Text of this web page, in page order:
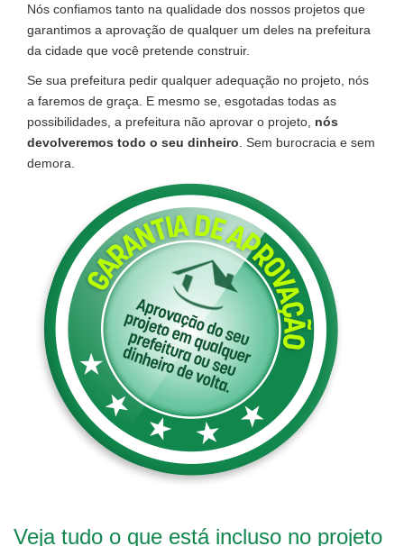
Nós confiamos tanto na qualidade dos nossos projetos que
garantimos a aprovação de qualquer um deles na prefeitura
da cidade que você pretende construir.
Se sua prefeitura pedir qualquer adequação no projeto, nós
a faremos de graça. E mesmo se, esgotadas todas as
possibilidades, a prefeitura não aprovar o projeto, nós
devolveremos todo o seu dinheiro . Sem burocracia e sem
demora.
Veja tudo o que está incluso no projeto